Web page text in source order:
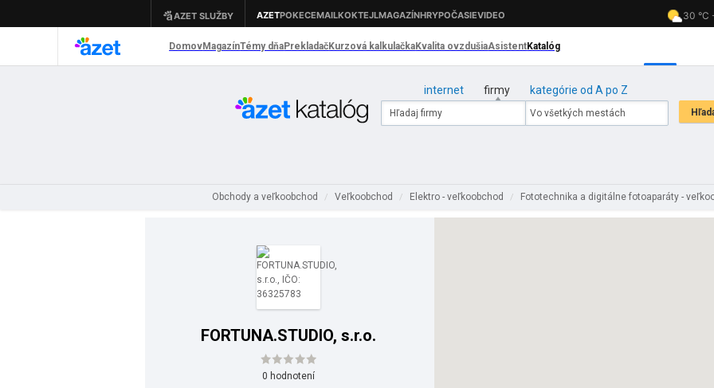
internet firmy kategórie od A po Z
Obchody a veľkoobchod / Veľkoobchod / Elektro - veľkoobchod / Fototechnika a digitálne fotoaparáty -
FORTUNA.STUDIO, s.r.o.
0 hodnotení